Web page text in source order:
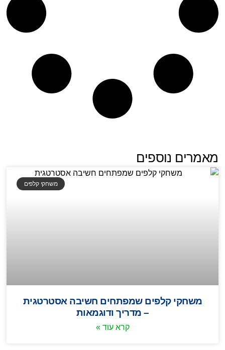
מאמרים נוספים
משחקי קלפים
משחקי קלפים שמפתחים חשיבה אסטרטגית
– מדריך ודוגמאות
קרא עוד »